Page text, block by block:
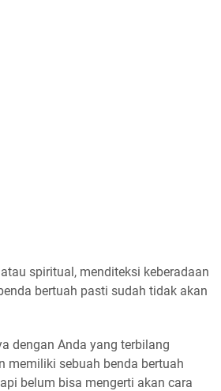
spiritual, menditeksi keberadaan
bertuah pasti sudah tidak akan
dengan Anda yang terbilang
memiliki sebuah benda bertuah
belum bisa mengerti akan cara